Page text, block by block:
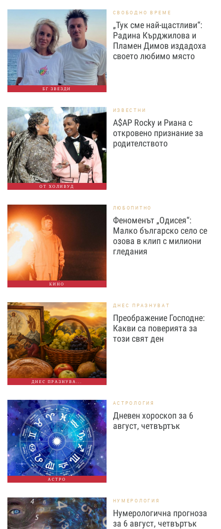
БГ ЗВЕЗДИ
СВОБОДНО ВРЕМЕ
„Тук сме най-щастливи“:
Радина Кърджилова и
Пламен Димов издадоха
своето любимо място
ОТ ХОЛИВУД
ИЗВЕСТНИ
A$AP Rocky и Риана с
откровено признание за
родителството
КИНО
ЛЮБОПИТНО
Феноменът „Одисея“:
Малко българско село се
озова в клип с милиони
гледания
ДНЕС ПРАЗНУВА...
ДНЕС ПРАЗНУВАТ
Преображение Господне:
Какви са поверията за
този свят ден
АСТРО
АСТРОЛОГИЯ
Дневен хороскоп за 6
август, четвъртък
НУМЕРОЛОГИЯ
Нумерологична прогноза
за 6 август, четвъртък